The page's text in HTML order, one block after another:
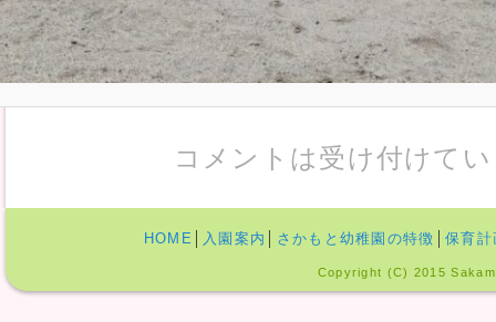
コメントは受け付けて
HOME 入園案内 さかもと幼稚園の特徴 保育計
Copyright (C) 2015